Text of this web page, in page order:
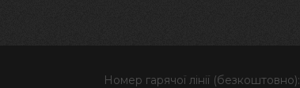
Номер гарячої лінії (безкоштовно):